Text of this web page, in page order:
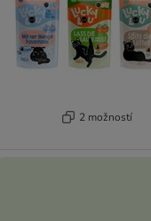
2 možností